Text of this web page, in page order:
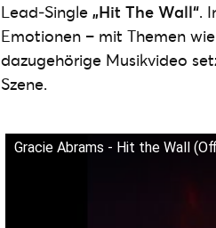
Lead‑Single „Hit The Wall“.
Emotionen – mit Themen
dazugehörige Musikvideo
Szene.
Gracie Abrams - Hit the Wall